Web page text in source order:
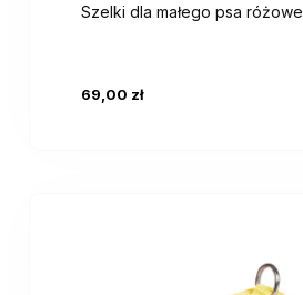
Szelki dla małego psa różowe
69,00 zł